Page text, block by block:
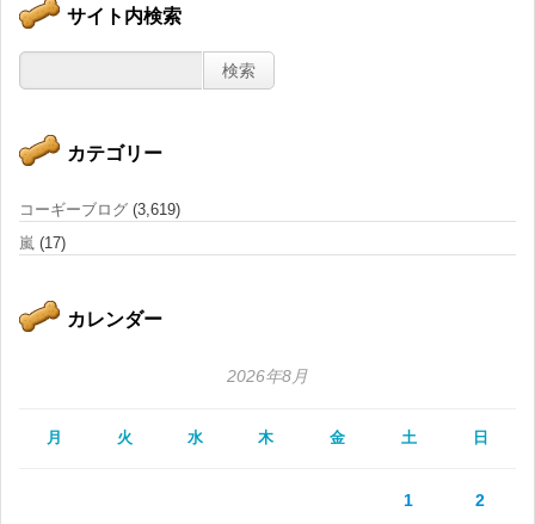
サイト内検索
カテゴリー
コーギーブログ (3,619)
嵐 (17)
カレンダー
2026年8月
月 火 水 木 金 土 日
1 2